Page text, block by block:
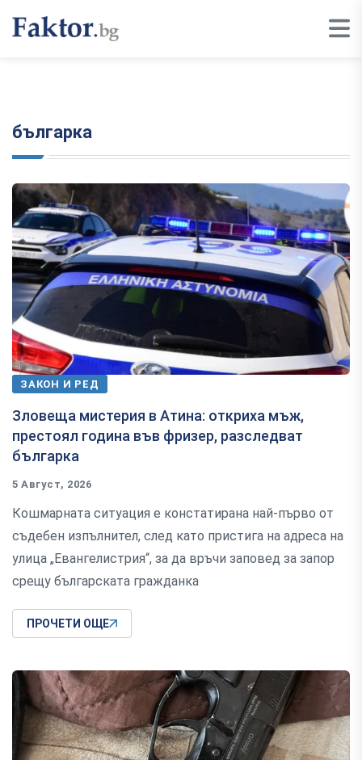
българка
ЗАКОН И РЕД
Зловеща мистерия в Атина: откриха мъж,
престоял година във фризер, разследват
българка
5 Август, 2026
Кошмарната ситуация е констатирана най-първо от
съдебен изпълнител, след като пристига на адреса на
улица „Евангелистрия“, за да връчи заповед за запор
срещу българската гражданка
ПРОЧЕТИ ОЩЕ